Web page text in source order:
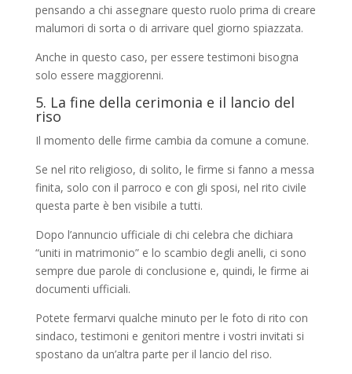
pensando a chi assegnare questo ruolo prima di creare
malumori di sorta o di arrivare quel giorno spiazzata.
Anche in questo caso, per essere testimoni bisogna
solo essere maggiorenni.
5. La fine della cerimonia e il lancio del
riso
Il momento delle firme cambia da comune a comune.
Se nel rito religioso, di solito, le firme si fanno a messa
finita, solo con il parroco e con gli sposi, nel rito civile
questa parte è ben visibile a tutti.
Dopo l’annuncio ufficiale di chi celebra che dichiara
“uniti in matrimonio” e lo scambio degli anelli, ci sono
sempre due parole di conclusione e, quindi, le firme ai
documenti ufficiali.
Potete fermarvi qualche minuto per le foto di rito con
sindaco, testimoni e genitori mentre i vostri invitati si
spostano da un’altra parte per il lancio del riso.